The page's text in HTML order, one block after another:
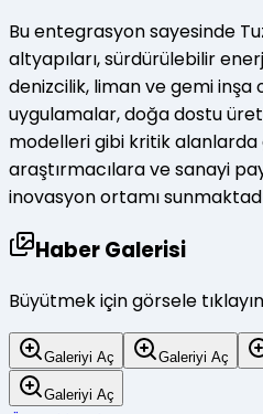
Bu entegrasyon sayesinde
altyapıları, sürdürülebilir
denizcilik, liman ve gemi inşa
uygulamalar, doğa dostu
modelleri gibi kritik alanlarda
araştırmacılara ve sanayi
inovasyon ortamı
Haber Galerisi
Büyütmek için görsele tıklayın
Galeriyi Aç Galeriyi Aç
Galeriyi Aç